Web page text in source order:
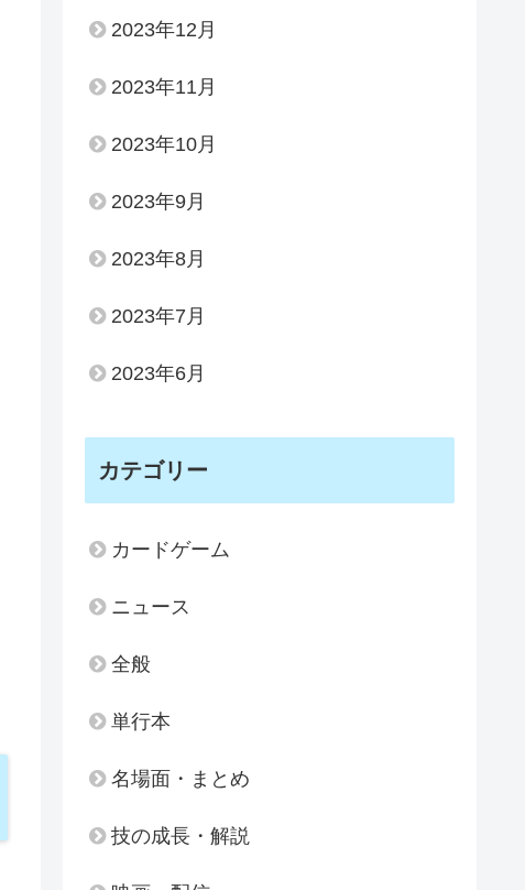
2023年12月
2023年11月
2023年10月
2023年9月
2023年8月
2023年7月
2023年6月
カテゴリー
カードゲーム
ニュース
全般
単行本
名場面・まとめ
技の成長・解説